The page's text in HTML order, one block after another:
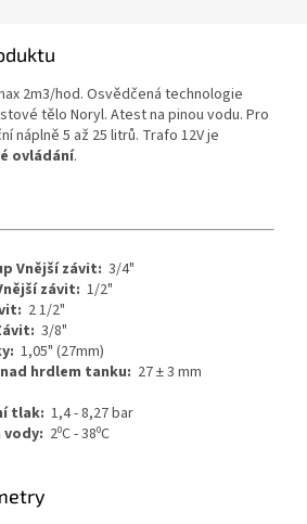
2m3/hod. Osvědčená technologie
tělo Noryl. Atest na pinou vodu. Pro
náplně 5 až 25 litrů. Trafo 12V je
ovládání.
Vnější závit: 3/4"
závit: 1/2"
2 1/2"
3/8"
1,05" (27mm)
hrdlem tanku: 27 ± 3 mm
tlak: 1,4 - 8,27 bar
2⁰C - 38⁰C